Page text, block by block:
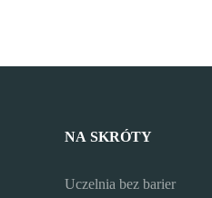
NA SKRÓTY
Uczelnia bez barier